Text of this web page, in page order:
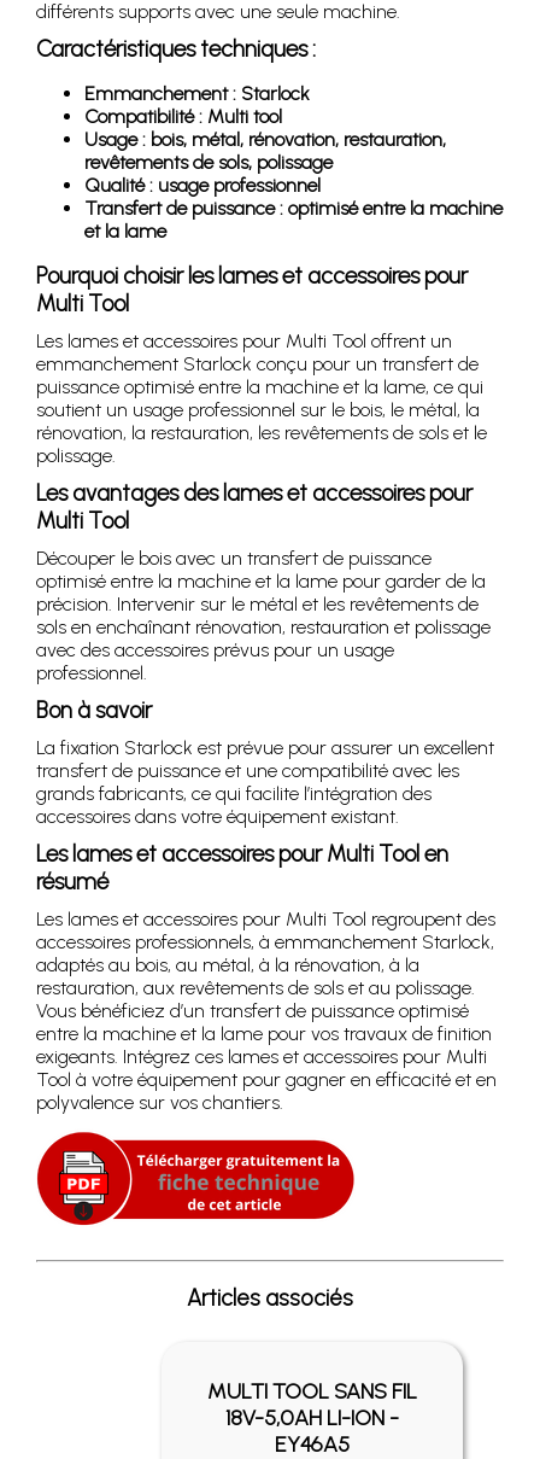
différents supports avec une seule machine.
Caractéristiques techniques :
Emmanchement : Starlock
Compatibilité : Multi tool
Usage : bois, métal, rénovation, restauration,
revêtements de sols, polissage
Qualité : usage professionnel
Transfert de puissance : optimisé entre la machine
et la lame
Pourquoi choisir les lames et accessoires pour
Multi Tool
Les lames et accessoires pour Multi Tool offrent un
emmanchement Starlock conçu pour un transfert de
puissance optimisé entre la machine et la lame, ce qui
soutient un usage professionnel sur le bois, le métal, la
rénovation, la restauration, les revêtements de sols et le
polissage.
Les avantages des lames et accessoires pour
Multi Tool
Découper le bois avec un transfert de puissance
optimisé entre la machine et la lame pour garder de la
précision. Intervenir sur le métal et les revêtements de
sols en enchaînant rénovation, restauration et polissage
avec des accessoires prévus pour un usage
professionnel.
Bon à savoir
La fixation Starlock est prévue pour assurer un excellent
transfert de puissance et une compatibilité avec les
grands fabricants, ce qui facilite l’intégration des
accessoires dans votre équipement existant.
Les lames et accessoires pour Multi Tool en
résumé
Les lames et accessoires pour Multi Tool regroupent des
accessoires professionnels, à emmanchement Starlock,
adaptés au bois, au métal, à la rénovation, à la
restauration, aux revêtements de sols et au polissage.
Vous bénéficiez d’un transfert de puissance optimisé
entre la machine et la lame pour vos travaux de finition
exigeants. Intégrez ces lames et accessoires pour Multi
Tool à votre équipement pour gagner en efficacité et en
polyvalence sur vos chantiers.
Articles associés
MULTI TOOL SANS FIL
18V-5,0AH LI-ION -
EY46A5